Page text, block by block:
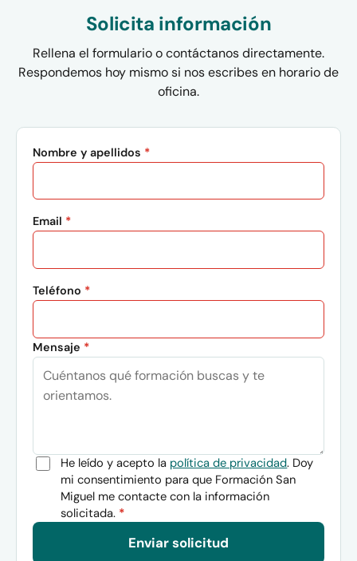
Solicita información
Rellena el formulario o contáctanos directamente.
Respondemos hoy mismo si nos escribes en horario de
oficina.
Nombre y apellidos *
Email *
Teléfono *
Mensaje *
He leído y acepto la política de privacidad. Doy
mi consentimiento para que Formación San
Miguel me contacte con la información
solicitada. *
Enviar solicitud